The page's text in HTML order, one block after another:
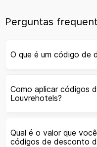
Perguntas
O que é um código de
Como aplicar códigos
Louvrehotels?
Qual é o valor que
códigos de desconto